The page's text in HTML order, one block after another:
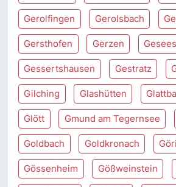
Gerolfingen Gerolsbach
Gersthofen Gerzen Gesees
Gessertshausen Gestratz
Gilching Glashütten
Glött Gmund am Tegernsee
Goldbach Goldkronach
Gössenheim Gößweinstein